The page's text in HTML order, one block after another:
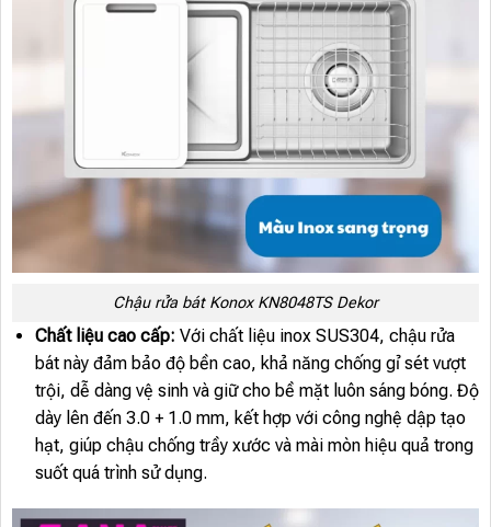
Chậu rửa bát Konox KN8048TS Dekor
Chất liệu cao cấp: Với chất liệu inox SUS304, chậu rửa
bát này đảm bảo độ bền cao, khả năng chống gỉ sét vượt
trội, dễ dàng vệ sinh và giữ cho bề mặt luôn sáng bóng. Độ
dày lên đến 3.0 + 1.0 mm, kết hợp với công nghệ dập tạo
hạt, giúp chậu chống trầy xước và mài mòn hiệu quả trong
suốt quá trình sử dụng.